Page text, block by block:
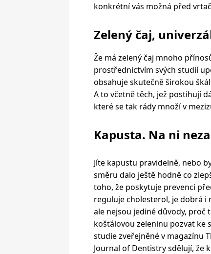
konkrétní vás možná před
Zelený čaj,
Že má zelený čaj mnoho
prostřednictvím svých studií
obsahuje skutečně širokou
A to včetně těch, jež postihují
které se tak rády množí v
Kapusta. Na ni
Jíte kapustu pravidelně, nebo
směru dalo ještě hodně co
toho, že poskytuje prevenci
reguluje cholesterol, je dobrá i
ale nejsou jediné důvody, proč
košťálovou zeleninu pozvat ke
studie zveřejněné v magazínu
Journal of Dentistry sdělují, že